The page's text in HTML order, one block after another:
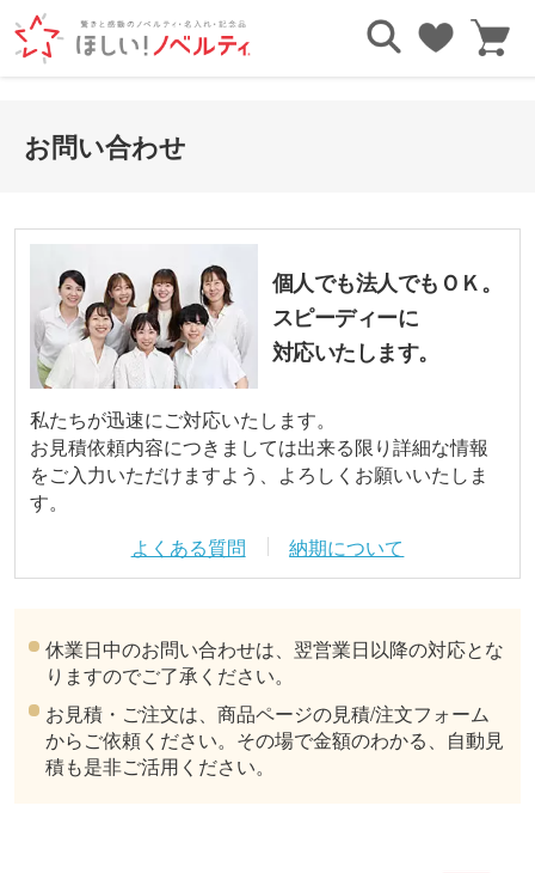
お問い合わせ
個人でも法人でもＯＫ。
スピーディーに
対応いたします。
私たちが迅速にご対応いたします。
お見積依頼内容につきましては出来る限り詳細な情報
をご入力いただけますよう、よろしくお願いいたしま
す。
よくある質問
納期について
休業日中のお問い合わせは、翌営業日以降の対応とな
りますのでご了承ください。
お見積・ご注文は、商品ページの見積/注文フォーム
からご依頼ください。その場で金額のわかる、自動見
積も是非ご活用ください。